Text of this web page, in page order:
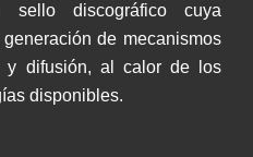
sello discográfico cuya
de mecanismos
y difusión, al calor de los
disponibles.